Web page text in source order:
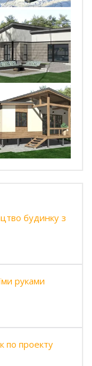
будинку з
руками
по проекту